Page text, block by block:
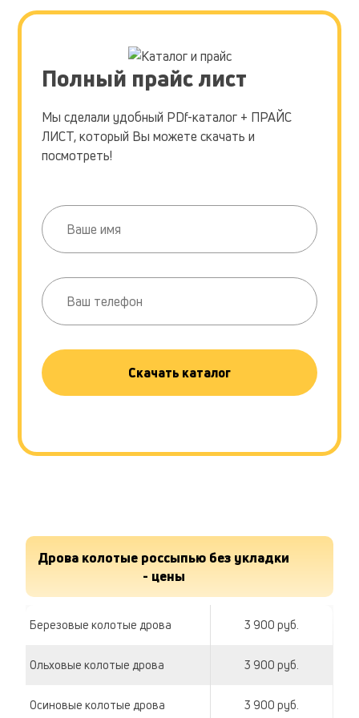
Полный прайс лист
Мы сделали удобный PDf-каталог + ПРАЙС
ЛИСТ, который Вы можете скачать и
посмотреть!
Скачать каталог
Дрова колотые россыпью без укладки
- цены
Березовые колотые дрова 3 900 руб.
Ольховые колотые дрова 3 900 руб.
Осиновые колотые дрова 3 900 руб.